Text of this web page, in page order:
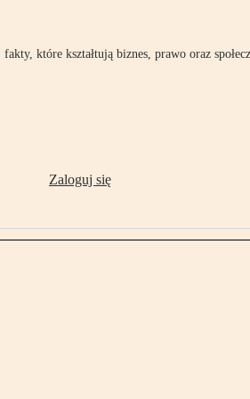
które kształtują biznes, prawo oraz
Zaloguj się